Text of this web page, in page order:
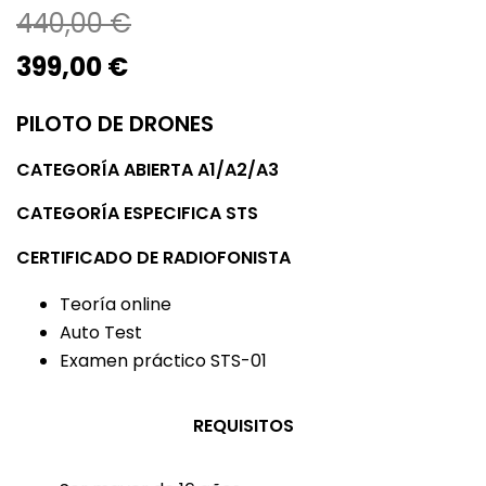
440,00€
El
original
era:
440,00 €.
399,00€El
actual
es:
399,00 €.
PILOTO DE DRONES
CATEGORÍA ABIERTA A1/A2/A3
CATEGORÍA ESPECIFICA STS
CERTIFICADO DE RADIOFONISTA
Teoría online
Auto Test
Examen práctico STS-01
REQUISITOS